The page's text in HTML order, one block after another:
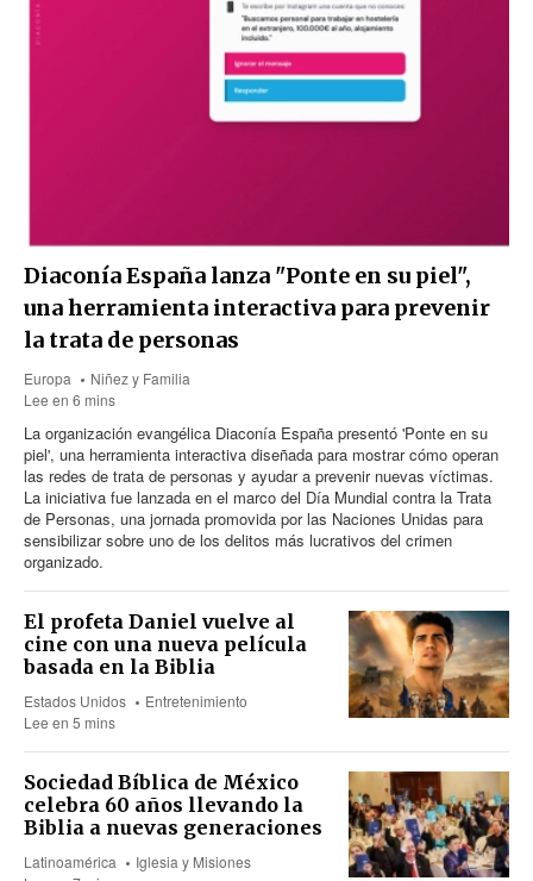
Diaconía España lanza "Ponte en su piel",
una herramienta interactiva para prevenir
la trata de personas
Europa
Niñez y Familia
Lee en 6 mins
La organización evangélica Diaconía España presentó 'Ponte en su
piel', una herramienta interactiva diseñada para mostrar cómo operan
las redes de trata de personas y ayudar a prevenir nuevas víctimas.
La iniciativa fue lanzada en el marco del Día Mundial contra la Trata
de Personas, una jornada promovida por las Naciones Unidas para
sensibilizar sobre uno de los delitos más lucrativos del crimen
organizado.
El profeta Daniel vuelve al
cine con una nueva película
basada en la Biblia
Estados Unidos
Entretenimiento
Lee en 5 mins
Sociedad Bíblica de México
celebra 60 años llevando la
Biblia a nuevas generaciones
Latinoamérica
Iglesia y Misiones